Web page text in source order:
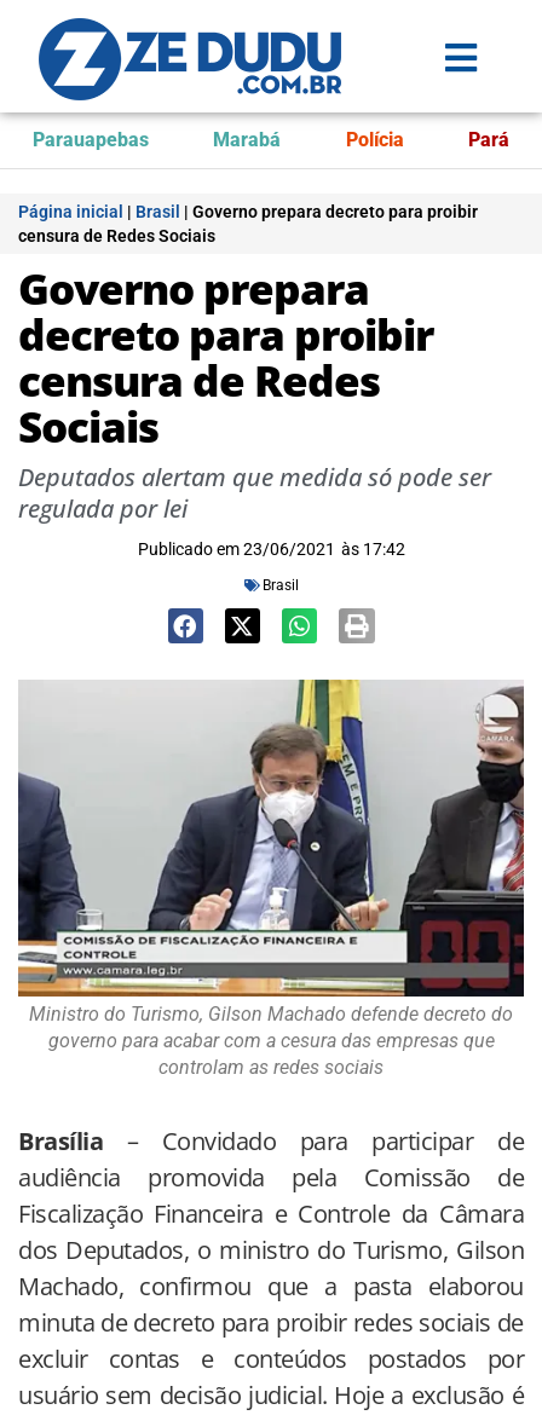
Parauapebas Marabá Polícia Pará
Página inicial | Brasil | Governo prepara decreto para proibir
censura de Redes Sociais
Governo prepara
decreto para proibir
censura de Redes
Sociais
Deputados alertam que medida só pode ser
regulada por lei
Publicado em 23/06/2021 às 17:42
Brasil
Ministro do Turismo, Gilson Machado defende decreto do
governo para acabar com a cesura das empresas que
controlam as redes sociais
Brasília – Convidado para participar de
audiência promovida pela Comissão de
Fiscalização Financeira e Controle da Câmara
dos Deputados, o ministro do Turismo, Gilson
Machado, confirmou que a pasta elaborou
minuta de decreto para proibir redes sociais de
excluir contas e conteúdos postados por
usuário sem decisão judicial. Hoje a exclusão é